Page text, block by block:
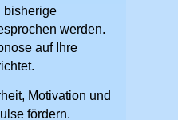
bisherige
werden.
auf Ihre
Motivation und
fördern.